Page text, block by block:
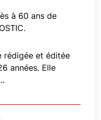
à 60 ans de
rédigée et éditée
années. Elle